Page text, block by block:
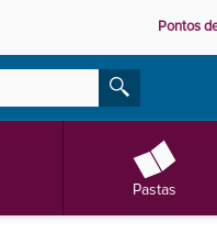
Pontos
Pastas